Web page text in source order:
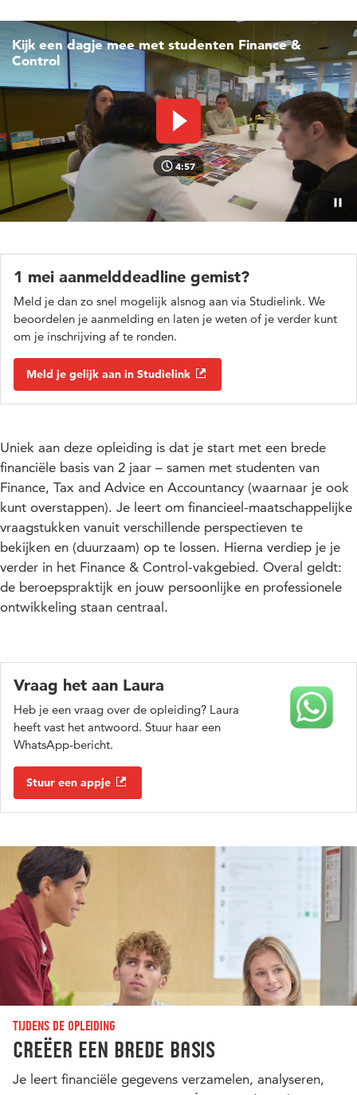
Kijk een dagje mee met studenten Finance &
Control
Video afspelen
4:57
1 mei aanmelddeadline gemist?
Meld je dan zo snel mogelijk alsnog aan via Studielink. We
beoordelen je aanmelding en laten je weten of je verder kunt
om je inschrijving af te ronden.
Meld je gelijk aan in Studielink
Uniek aan deze opleiding is dat je start met een brede
financiële basis van 2 jaar – samen met studenten van
Finance, Tax and Advice en Accountancy (waarnaar je ook
kunt overstappen). Je leert om financieel-maatschappelijke
vraagstukken vanuit verschillende perspectieven te
bekijken en (duurzaam) op te lossen. Hierna verdiep je je
verder in het Finance & Control-vakgebied. Overal geldt:
de beroepspraktijk en jouw persoonlijke en professionele
ontwikkeling staan centraal.
Vraag het aan Laura
Heb je een vraag over de opleiding? Laura
heeft vast het antwoord. Stuur haar een
WhatsApp-bericht.
Stuur een appje
Tijdens de opleiding
Creëer een brede basis
Je leert financiële gegevens verzamelen, analyseren,